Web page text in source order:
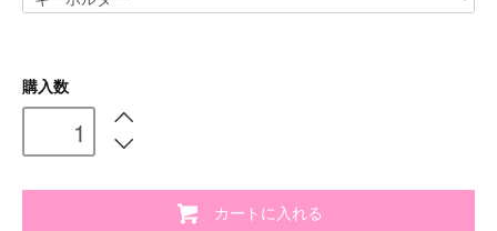
購入数
カートに入れる